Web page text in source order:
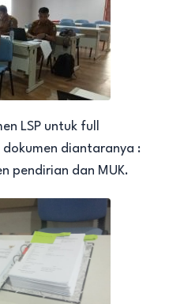
LSP untuk full
diantaranya :
pendirian dan MUK.